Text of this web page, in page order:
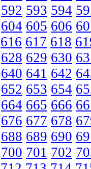
592 593 594
604 605 606
616 617 618
628 629 630
640 641 642
652 653 654
664 665 666
676 677 678
688 689 690
700 701 702